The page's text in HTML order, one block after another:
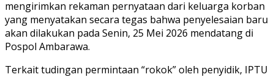
mengirimkan rekaman pernyataan dari keluarga korban
yang menyatakan secara tegas bahwa penyelesaian baru
akan dilakukan pada Senin, 25 Mei 2026 mendatang di
Pospol Ambarawa.
Terkait tudingan permintaan “rokok” oleh penyidik, IPTU